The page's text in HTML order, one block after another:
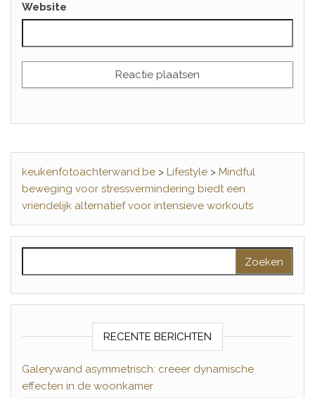
Website
keukenfotoachterwand.be > Lifestyle > Mindful
beweging voor stressvermindering biedt een
vriendelijk alternatief voor intensieve workouts
RECENTE BERICHTEN
Galerywand asymmetrisch: creeer dynamische
effecten in de woonkamer